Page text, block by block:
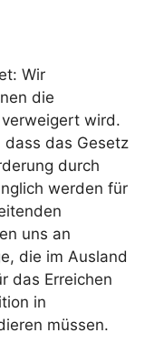
Wir
die
wird.
das Gesetz
durch
werden für
uns an
die im Ausland
das Erreichen
in
müssen.